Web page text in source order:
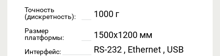
Точность
(дискретность):
1000 г
Размер
платформы:
1500x1200 мм
Интерфейс: RS-232 , Ethernet , USB